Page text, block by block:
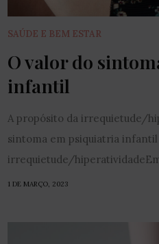
SAÚDE E BEM ESTAR
O valor do
infantil
A propósito da irrequietude/
sintoma em psiquiatria
irrequietude/
1 DE MARÇO, 2023